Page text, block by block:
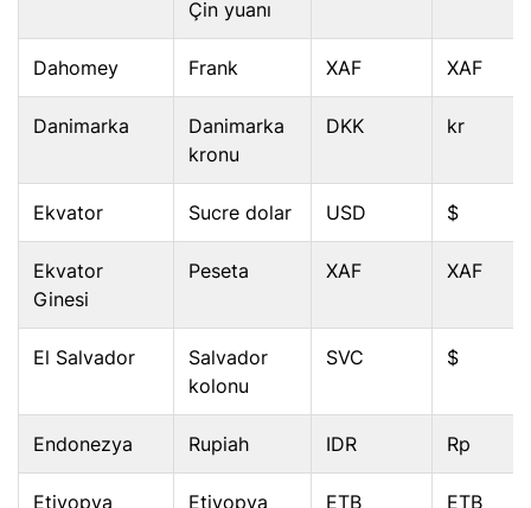
Çin yuanı
Dahomey Frank XAF XAF
Danimarka
Danimarka
kronu
DKK kr
Ekvator Sucre dolar USD $
Ekvator
Ginesi
Peseta XAF XAF
El Salvador
Salvador
kolonu
SVC $
Endonezya Rupiah IDR Rp
Etiyopya
Etiyopya
ETB ETB